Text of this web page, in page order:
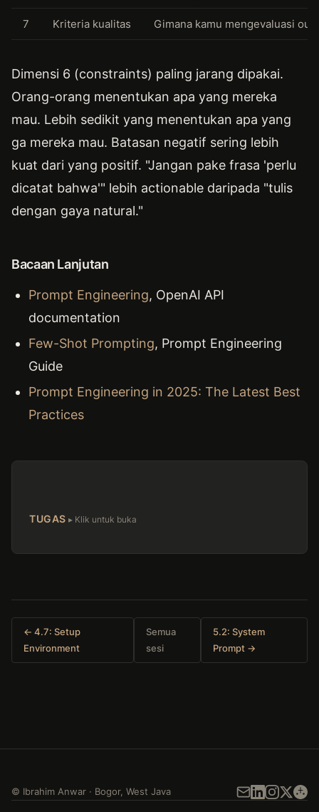
7 Kriteria kualitas Gimana kamu mengevaluasi
Dimensi 6 (constraints) paling jarang dipakai.
Orang-orang menentukan apa yang mereka
mau. Lebih sedikit yang menentukan apa yang
ga mereka mau. Batasan negatif sering lebih
kuat dari yang positif. "Jangan pake frasa 'perlu
dicatat bahwa'" lebih actionable daripada "tulis
dengan gaya natural."
Bacaan Lanjutan
Prompt Engineering, OpenAI API
documentation
Few-Shot Prompting, Prompt Engineering
Guide
Prompt Engineering in 2025: The Latest Best
Practices
TUGAS
← 4.7: Setup
Environment
Semua
sesi
5.2: System
Prompt →
© Ibrahim Anwar · Bogor, West Java